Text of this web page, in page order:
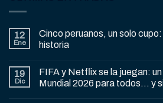
12
Ene
Cinco peruanos, un solo
historia
19
Dic
FIFA y Netflix se la juegan:
Mundial 2026 para todos… y